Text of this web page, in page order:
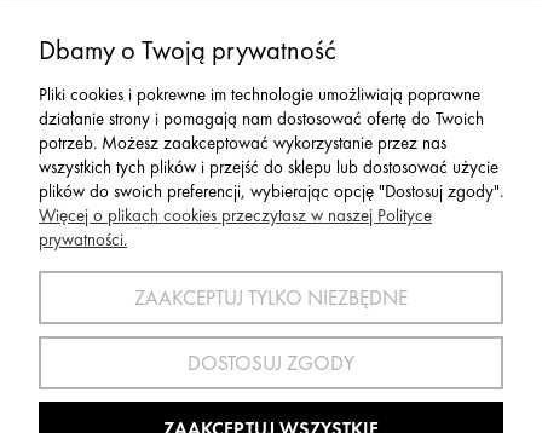
Serwis
Zwroty,Reklamacje Wymiany
SPORT 2002 ||
dolnośląskie, NIP: 611-24-66-379 || E-
sport2002@onet.eutel:(75) 777 76 36
Wszelkie Prawa Zastrzeżone © 2022 Sport2002.pl
Wdrożenie:Agencja InteraktywnaDesignOrka|Sklep Shoper.pl
Dbamy o Twoją prywatność
Pliki cookies i pokrewne im technologie umożliwiają poprawne
działanie strony i pomagają nam dostosować ofertę do Twoich
potrzeb. Możesz zaakceptować wykorzystanie przez nas
wszystkich tych plików i przejść do sklepu lub dostosować użycie
plików do swoich preferencji, wybierając opcję "Dostosuj zgody".
Więcej o plikach cookies przeczytasz w naszej Polityce
prywatności.
ZAAKCEPTUJ TYLKO NIEZBĘDNE
DOSTOSUJ ZGODY